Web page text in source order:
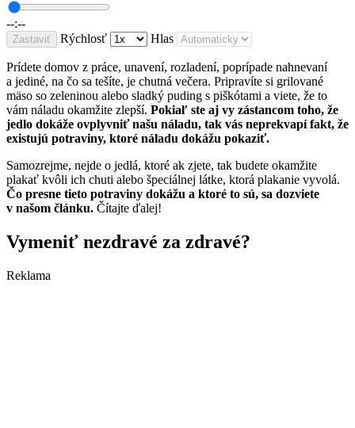
--:--
Zastaviť Rýchlosť Hlas
Prídete domov z práce, unavení, rozladení, poprípade nahnevaní
a jediné, na čo sa tešíte, je chutná večera. Pripravíte si grilované
mäso so zeleninou alebo sladký puding s piškótami a viete, že to
vám náladu okamžite zlepší. Pokiaľ ste aj vy zástancom toho, že
jedlo dokáže ovplyvniť našu náladu, tak vás neprekvapí fakt, že
existujú potraviny, ktoré náladu dokážu pokaziť.
Samozrejme, nejde o jedlá, ktoré ak zjete, tak budete okamžite
plakať kvôli ich chuti alebo špeciálnej látke, ktorá plakanie vyvolá.
Čo presne tieto potraviny dokážu a ktoré to sú, sa dozviete
v našom článku. Čítajte ďalej!
Vymeniť nezdravé za zdravé?
Reklama